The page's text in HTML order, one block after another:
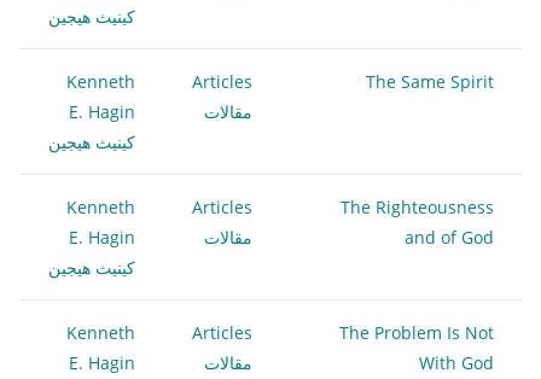
كينيث هيجين
The Same Spirit
Articles
مقالات
Kenneth
E. Hagin
كينيث هيجين
The Righteousness
and of God
Articles
مقالات
Kenneth
E. Hagin
كينيث هيجين
The Problem Is Not
With God
Articles
مقالات
Kenneth
E. Hagin